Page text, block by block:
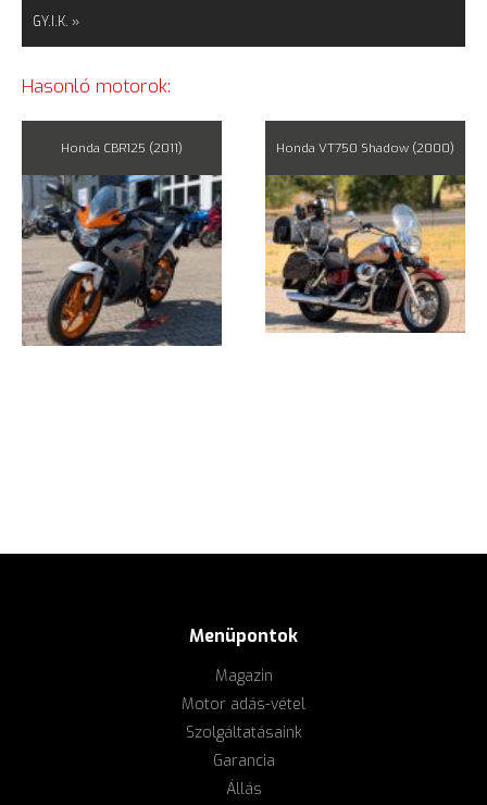
GY.I.K. »
Hasonló motorok:
Honda CBR125 (2011) Honda VT750 Shadow (2000)
Menüpontok
Magazin
Motor adás-vétel
Szolgáltatásaink
Garancia
Állás